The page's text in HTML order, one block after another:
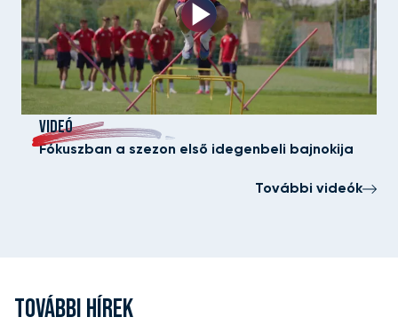
VIDEÓ
Fókuszban a szezon első idegenbeli bajnokija
További videók
TOVÁBBI HÍREK